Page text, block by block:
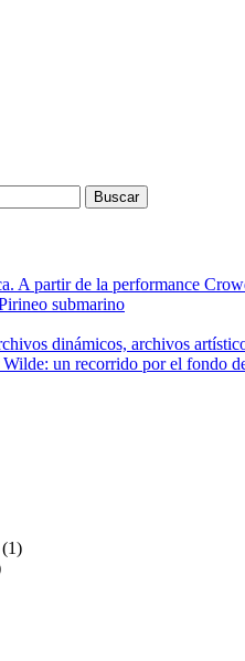
A partir de la performance
submarino
dinámicos, archivos
Wilde: un recorrido por el fondo
(1)